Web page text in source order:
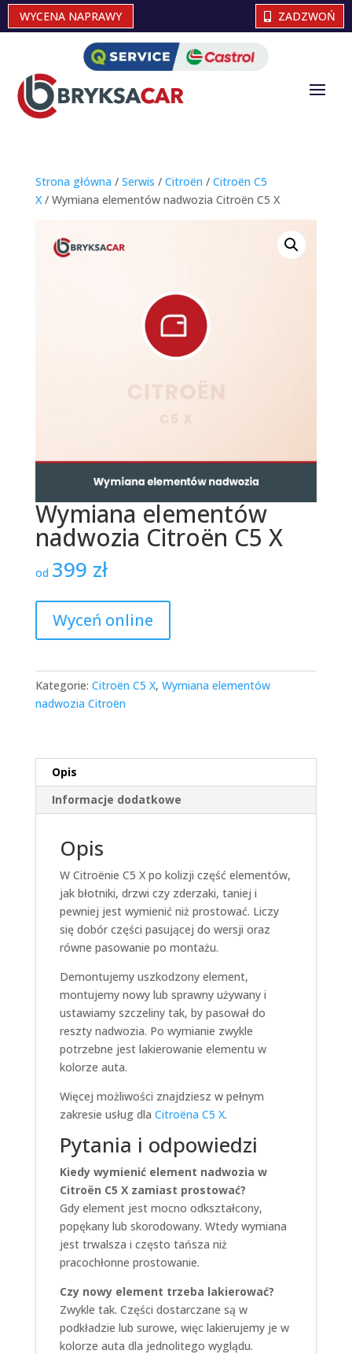
WYCENA NAPRAWY ZADZWOŃ
Strona główna / Serwis / Citroën / Citroën C5
X/ Wymiana elementów nadwozia Citroën C5 X
Wymiana elementów
nadwozia Citroën C5 X
od 399 zł
Wyceń online
Kategorie: Citroën C5 X, Wymiana elementów
nadwozia Citroën
Opis
Informacje dodatkowe
Opis
W Citroënie C5 X po kolizji część elementów,
jak błotniki, drzwi czy zderzaki, taniej i
pewniej jest wymienić niż prostować. Liczy
się dobór części pasującej do wersji oraz
równe pasowanie po montażu.
Demontujemy uszkodzony element,
montujemy nowy lub sprawny używany i
ustawiamy szczeliny tak, by pasował do
reszty nadwozia. Po wymianie zwykle
potrzebne jest lakierowanie elementu w
kolorze auta.
Więcej możliwości znajdziesz w pełnym
zakresie usług dla Citroëna C5 X.
Pytania i odpowiedzi
Kiedy wymienić element nadwozia w
Citroën C5 X zamiast prostować?
Gdy element jest mocno odkształcony,
popękany lub skorodowany. Wtedy wymiana
jest trwalsza i często tańsza niż
pracochłonne prostowanie.
Czy nowy element trzeba lakierować?
Zwykle tak. Części dostarczane są w
podkładzie lub surowe, więc lakierujemy je w
kolorze auta dla jednolitego wyglądu.